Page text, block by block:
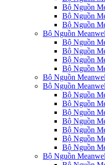
Bộ Nguồn
Bộ Nguồn
Bộ Nguồn
Bộ Nguồn
Bộ Nguồn
Bộ Nguồn
Bộ Nguồn
Bộ Nguồn
Bộ Nguồn
Bộ Nguồn
Bộ Nguồn
Bộ Nguồn
Bộ Nguồn
Bộ Nguồn
Bộ Nguồn
Bộ Nguồn
Bộ Nguồn
Bộ Nguồn